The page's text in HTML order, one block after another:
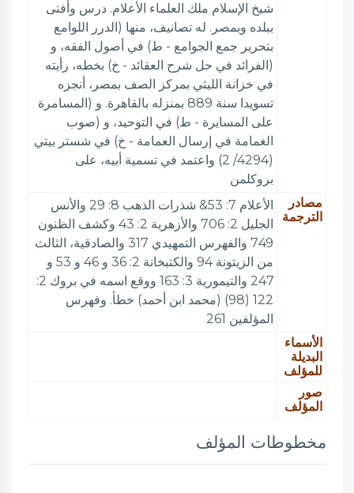
شيخ الإسلام ملك العلماء الأعلام. درس وأفتى
ببلده وبمصر. له تصانيف، منها (الدرر اللوامع
بتحرير جمع الجوامع - ط) في أصول الفقه، و
(الفرائد في حل شرح العقائد - خ) بخطه، رأيته
في خزانة الليثي بمركز الصف بمصر، أنجزه
تسويدا سنة 889 بمنزله بالقاهرة. و (المسامرة
على المسايرة - ط) في التوحيد، و (صوب
الغمامة في إرسال العمامة - خ) في شستر بيتي
(4294/ 2) واعتمد في تسمية أبيه، على
بروكلمن
مصادر
الترجمة
الأعلام 7: 53& شذرات الذهب 8: 29 والأنس
الجليل 2: 706 والأزهرية 2: 43 وكشف الظنون
749 والفهرس التمهيدي 317 والصادقية، الثالث
من الزيتونة 94 والكتبخانة 2: 36 و 46 و 53 و
247 والتيمورية 3: 163 ووقع اسمه في بروك 2:
122 (98) (محمد ابن أحمد) خطأ. وفهرس
المؤلفين 261
الأسماء
البديلة
للمؤلف
صور
المؤلف
مخطوطات المؤلف